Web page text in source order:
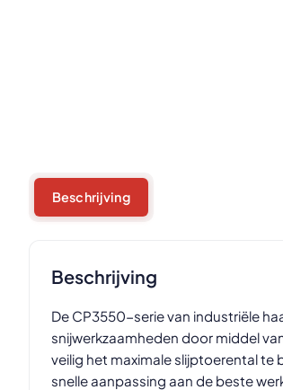
Beschrijving
Beschrijving
De CP3550-serie van industriële
snijwerkzaamheden door middel
veilig het maximale slijptoerental te
snelle aanpassing aan de beste